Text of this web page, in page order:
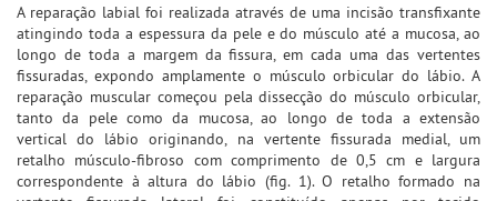
A reparação labial foi realizada através de uma incisão transfixante
atingindo toda a espessura da pele e do músculo até a mucosa, ao
longo de toda a margem da fissura, em cada uma das vertentes
fissuradas, expondo amplamente o músculo orbicular do lábio. A
reparação muscular começou pela dissecção do músculo orbicular,
tanto da pele como da mucosa, ao longo de toda a extensão
vertical do lábio originando, na vertente fissurada medial, um
retalho músculo-fibroso com comprimento de 0,5 cm e largura
correspondente à altura do lábio (fig. 1). O retalho formado na